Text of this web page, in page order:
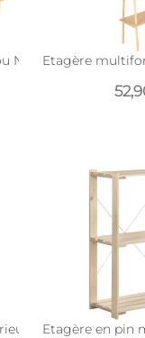
Nature (Horizontale)
Etagère
en bambou
Etagère en pin